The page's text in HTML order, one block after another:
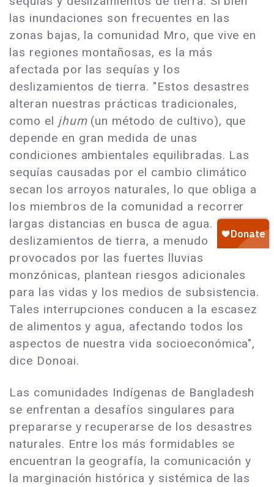
las inundaciones son frecuentes en las
zonas bajas, la comunidad Mro, que vive en
las regiones montañosas, es la más
afectada por las sequías y los
deslizamientos de tierra. "Estos desastres
alteran nuestras prácticas tradicionales,
como el jhum(un método de cultivo), que
depende en gran medida de unas
condiciones ambientales equilibradas. Las
sequías causadas por el cambio climático
secan los arroyos naturales, lo que obliga a
los miembros de la comunidad a recorrer
largas distancias en busca de agua. Los
deslizamientos de tierra, a menudo
provocados por las fuertes lluvias
monzónicas, plantean riesgos adicionales
para las vidas y los medios de subsistencia.
Tales interrupciones conducen a la escasez
de alimentos y agua, afectando todos los
aspectos de nuestra vida socioeconómica",
dice Donoai.
Las comunidades Indígenas de Bangladesh
se enfrentan a desafíos singulares para
prepararse y recuperarse de los desastres
naturales. Entre los más formidables se
encuentran la geografía, la comunicación y
la marginación histórica y sistémica de las